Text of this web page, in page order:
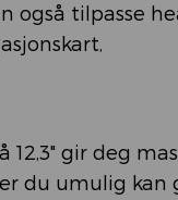
også tilpasse
gir deg
du umulig kan